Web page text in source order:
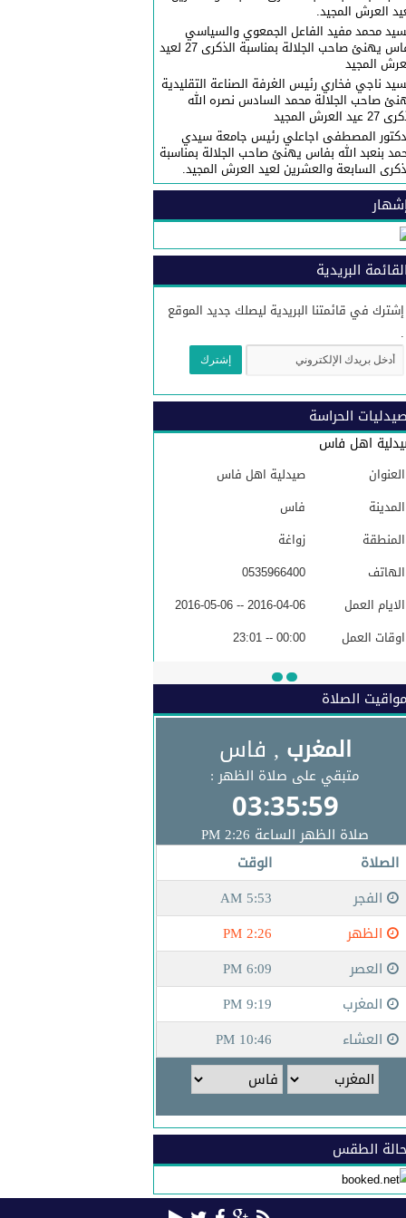
العرش المجيد.
محمد مفيد الفاعل الجمعوي والسياسي
بفاس يهنئ صاحب الجلالة بمناسبة الذكرى 27 لعيد
المجيد
ناجي فخاري رئيس الغرفة الصناعة التقليدية
صاحب الجلالة محمد السادس نصره الله
عيد العرش المجيد
المصطفى اجاعلي رئيس جامعة سيدي
بنعبد الله بفاس يهنئ صاحب الجلالة بمناسبة
السابعة والعشرين لعيد العرش المجيد.
القائمة البريدية
إشترك في قائمتنا البريدية ليصلك جديد الموقع
.
صيدليات الحراسة
اهل فاس
العنوان
صيدلية اهل فاس
المدينة
فاس
المنطقة
زواغة
الهاتف
0535966400
الايام العمل
2016-04-06 -- 2016-05-06
اوقات العمل
00:00 -- 23:01
مواقيت الصلاة
حالة الطقس